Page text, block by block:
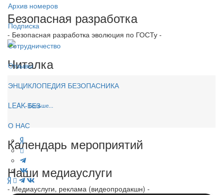
Архив номеров
Подписка
Сотрудничество
Отзывы
ЭНЦИКЛОПЕДИЯ БЕЗОПАСНИКА
LEAK-БЕЗ
О НАС
Безопасная разработка
- Безопасная разработка эволюция по ГОСТу -
Читалка
Больше...
Календарь мероприятий
Наши медиауслуги
- Медиауслуги, реклама (видеопродакшн) -